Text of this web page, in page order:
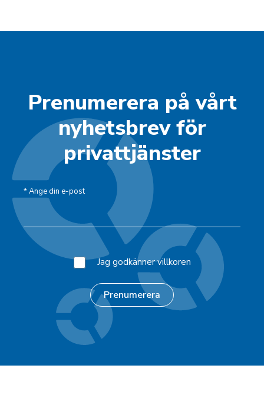
Prenumerera på vårt
nyhetsbrev för
privattjänster
*Ange din e-post
Jag godkänner villkoren